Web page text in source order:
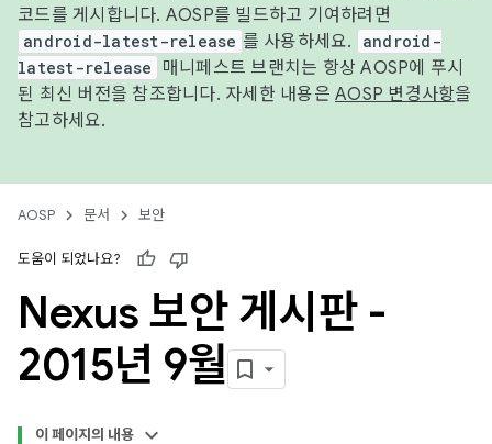
코드를 게시합니다. AOSP를 빌드하고 기여하려면
android-latest-release 를 사용하세요.
android-
latest-release
매니페스트 브랜치는 항상 AOSP에 푸시
된 최신 버전을 참조합니다. 자세한 내용은 AOSP 변경사항을
참고하세요.
AOSP 문서 보안
도움이 되었나요?
Nexus 보안 게시판 -
2015년 9월
이 페이지의 내용